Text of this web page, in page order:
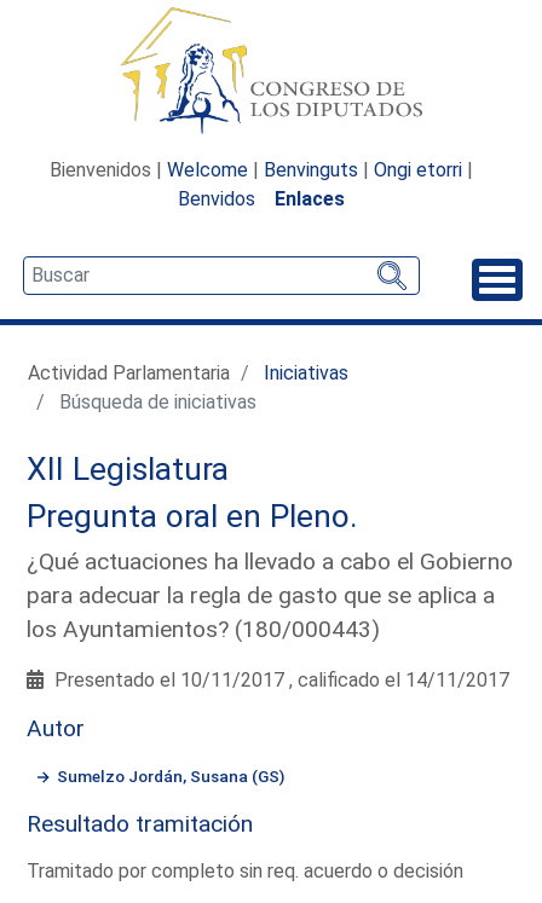
Bienvenidos | Welcome | Benvinguts | Ongi etorri |
Benvidos
Enlaces
Actividad Parlamentaria
Iniciativas
Búsqueda de iniciativas
XII Legislatura
Pregunta oral en Pleno.
¿Qué actuaciones ha llevado a cabo el Gobierno
para adecuar la regla de gasto que se aplica a
los Ayuntamientos? (180/000443)
Presentado el 10/11/2017 , calificado el 14/11/2017
Autor
Sumelzo Jordán, Susana (GS)
Resultado tramitación
Tramitado por completo sin req. acuerdo o decisión